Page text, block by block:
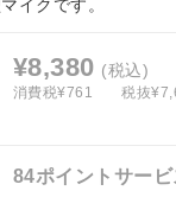
イクです。
¥8,380 (税込)
消費税¥761 税抜
84ポイントサービ